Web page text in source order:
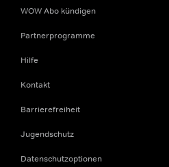
WOW Abo kündigen
Partnerprogramme
Hilfe
Kontakt
Barrierefreiheit
Jugendschutz
Datenschutzoptionen